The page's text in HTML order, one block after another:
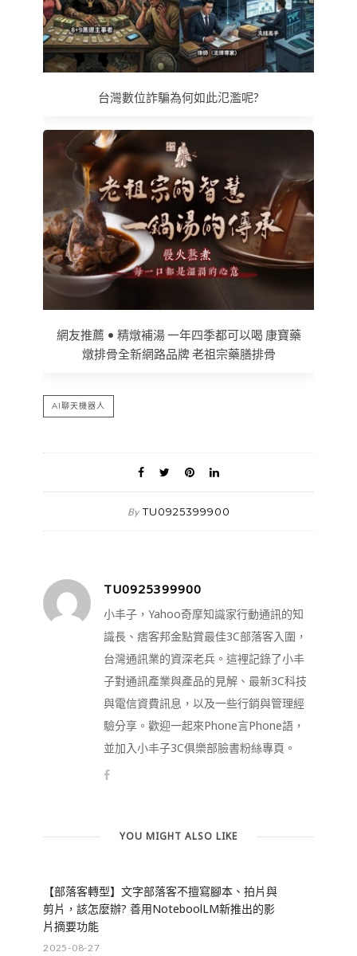
台灣數位詐騙為何如此氾濫呢?
網友推薦 • 精燉補湯 一年四季都可以喝 康寶藥
燉排骨全新網路品牌 老祖宗藥膳排骨
AI聊天機器人
By TU0925399900
TU0925399900
小丰子，Yahoo奇摩知識家行動通訊的知
識長、痞客邦金點賞最佳3C部落客入圍，
台灣通訊業的資深老兵。這裡記錄了小丰
子對通訊產業與產品的見解、最新3C科技
與電信資費訊息，以及一些行銷與管理經
驗分享。歡迎一起來Phone言Phone語，
並加入小丰子3C俱樂部臉書粉絲專頁。
YOU MIGHT ALSO LIKE
【部落客轉型】文字部落客不擅寫腳本、拍片與
剪片，該怎麼辦? 善用NoteboolLM新推出的影
片摘要功能
2025-08-27